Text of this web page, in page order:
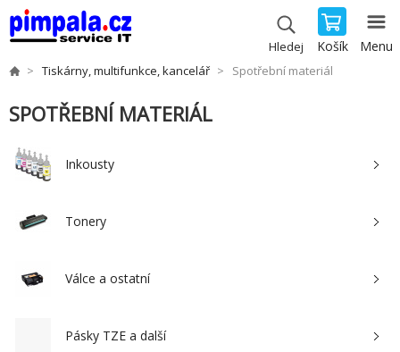
Hledej Košík Menu
Tiskárny, multifunkce, kancelář Spotřební materiál
SPOTŘEBNÍ MATERIÁL
Inkousty
Tonery
Válce a ostatní
Pásky TZE a další